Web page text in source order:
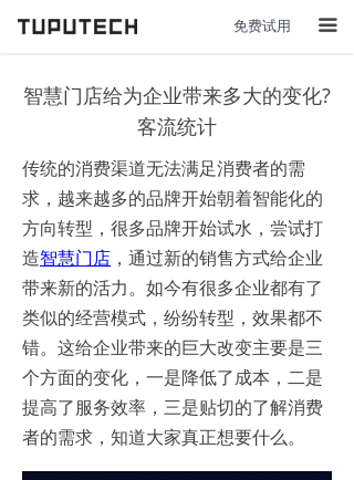
끀
免费试用
智慧门店给为企业带来多大的变化?
客流统计
传统的消费渠道无法满足消费者的需
求，越来越多的品牌开始朝着智能化的
方向转型，很多品牌开始试水，尝试打
造智慧门店 ，通过新的销售方式给企业
带来新的活力。如今有很多企业都有了
类似的经营模式，纷纷转型，效果都不
错。这给企业带来的巨大改变主要是三
个方面的变化，一是降低了成本，二是
提高了服务效率，三是贴切的了解消费
者的需求，知道大家真正想要什么。